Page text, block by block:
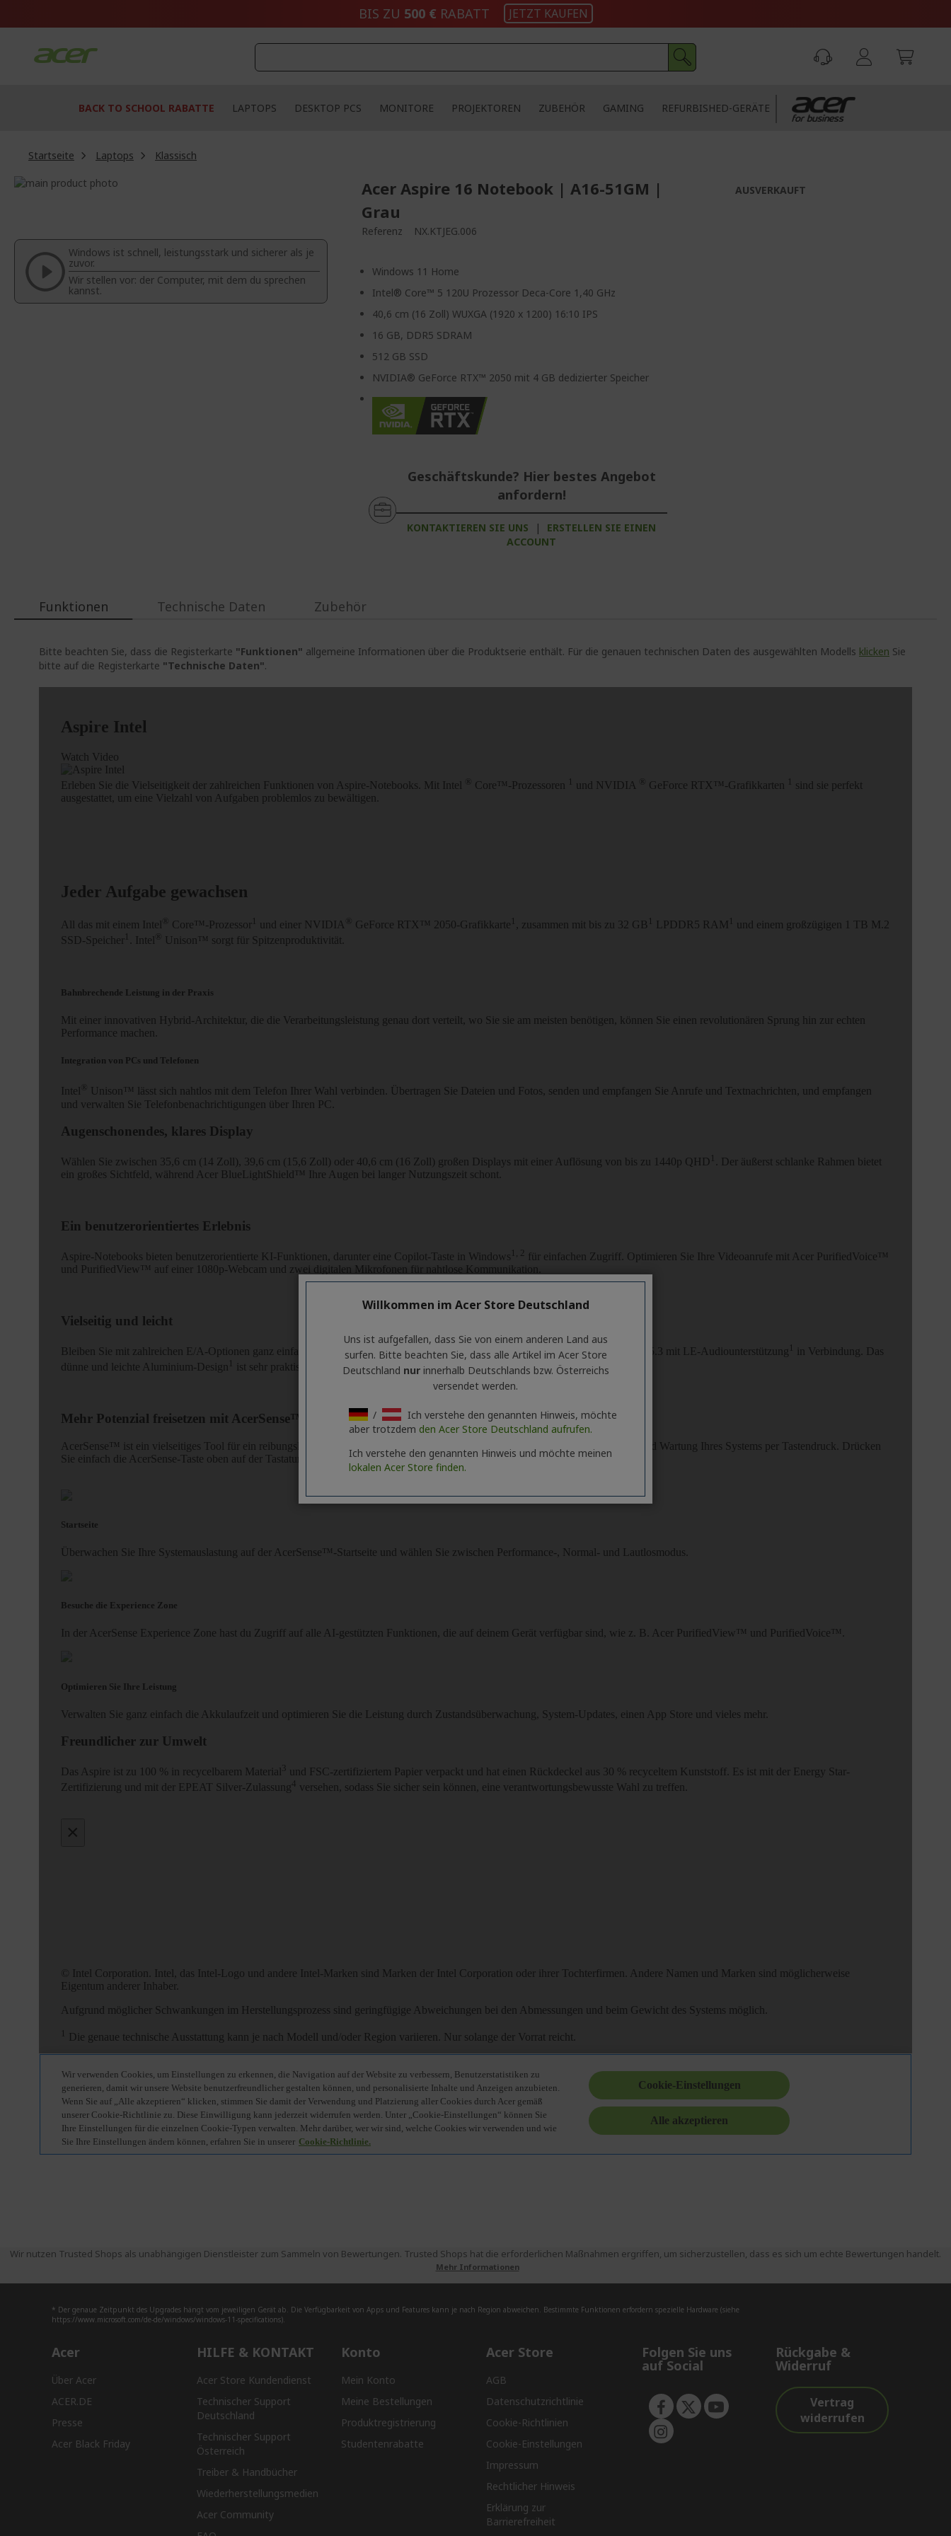
BIS ZU 500 € RABATT JETZT KAUFEN
BACK TO SCHOOL RABATTE LAPTOPS DESKTOP PCS MONITORE PROJEKTOREN ZUBEHÖR GAMING REFURBISHED-GERÄTE
Startseite Laptops
Klassisch
Zum
springen
Bildgalerie
springen
Windows ist schnell, leistungsstark und sicherer als je
zuvor.
Wir stellen vor: der Computer, mit dem du sprechen
kannst.
Acer Aspire 16 Notebook | A16-51GM |
Grau
Referenz NX.KTJEG.006
Windows 11 Home
Intel® Core™ 5 120U Prozessor Deca-Core 1,40 GHz
40,6 cm (16 Zoll) WUXGA (1920 x 1200) 16:10 IPS
16 GB, DDR5 SDRAM
512 GB SSD
NVIDIA® GeForce RTX™ 2050 mit 4 GB dedizierter Speicher
Geschäftskunde? Hier bestes Angebot
anfordern!
KONTAKTIEREN SIE UNS |
ERSTELLEN SIE EINEN
ACCOUNT
AUSVERKAUFT
Funktionen
Bitte beachten Sie, dass die Registerkarte "Funktionen" allgemeine Informationen über die Produktserie enthält. Für die genauen technischen Daten des ausgewählten Modells klicken Sie
bitte auf die Registerkarte "Technische Daten".
Technische Daten Zubehör
Wir nutzen Trusted Shops als unabhängigen Dienstleister zum Sammeln von Bewertungen. Trusted Shops hat die erforderlichen Maßnahmen ergriffen, um sicherzustellen, dass es sich um echte Bewertungen handelt.
Mehr Informationen
* Der genaue Zeitpunkt des Upgrades hängt vom jeweiligen Gerät ab. Die Verfügbarkeit von Apps und Features kann je nach Region abweichen. Bestimmte Funktionen erfordern spezielle Hardware (siehe
https://www.microsoft.com/de-de/windows/windows-11-specifications).
Acer
Über Acer
ACER.DE
Presse
Acer Black Friday
HILFE & KONTAKT
Acer Store Kundendienst
Technischer Support
Deutschland
Technischer Support
Österreich
Treiber & Handbücher
Wiederherstellungsmedien
Acer Community
Konto
Mein Konto
Meine Bestellungen
Produktregistrierung
Studentenrabatte
Acer Store
AGB
Datenschutzrichtlinie
Cookie-Richtlinien
Cookie-Einstellungen
Impressum
Rechtlicher Hinweis
Erklärung zur
Barrierefreiheit
Folgen Sie uns
auf Social
Rückgabe &
Widerruf
Vertrag
widerrufen
Willkommen im Acer Store Deutschland
Uns ist aufgefallen, dass Sie von einem anderen Land aus
surfen. Bitte beachten Sie, dass alle Artikel im Acer Store
Deutschland nurinnerhalb Deutschlands bzw. Österreichs
versendet werden.
/
Ich verstehe den genannten Hinweis, möchte
aber trotzdem den Acer Store Deutschland aufrufen.
Ich verstehe den genannten Hinweis und möchte meinen
lokalen Acer Store finden.